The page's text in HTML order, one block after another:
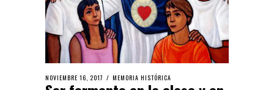
NOVIEMBRE 16, 2017 MEMORIA HISTÓRICA